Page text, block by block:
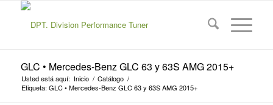
GLC • Mercedes-Benz GLC 63 y 63S AMG 2015+
Usted está aquí: Inicio / Catálogo /
Etiqueta: GLC • Mercedes-Benz GLC 63 y 63S AMG 2015+